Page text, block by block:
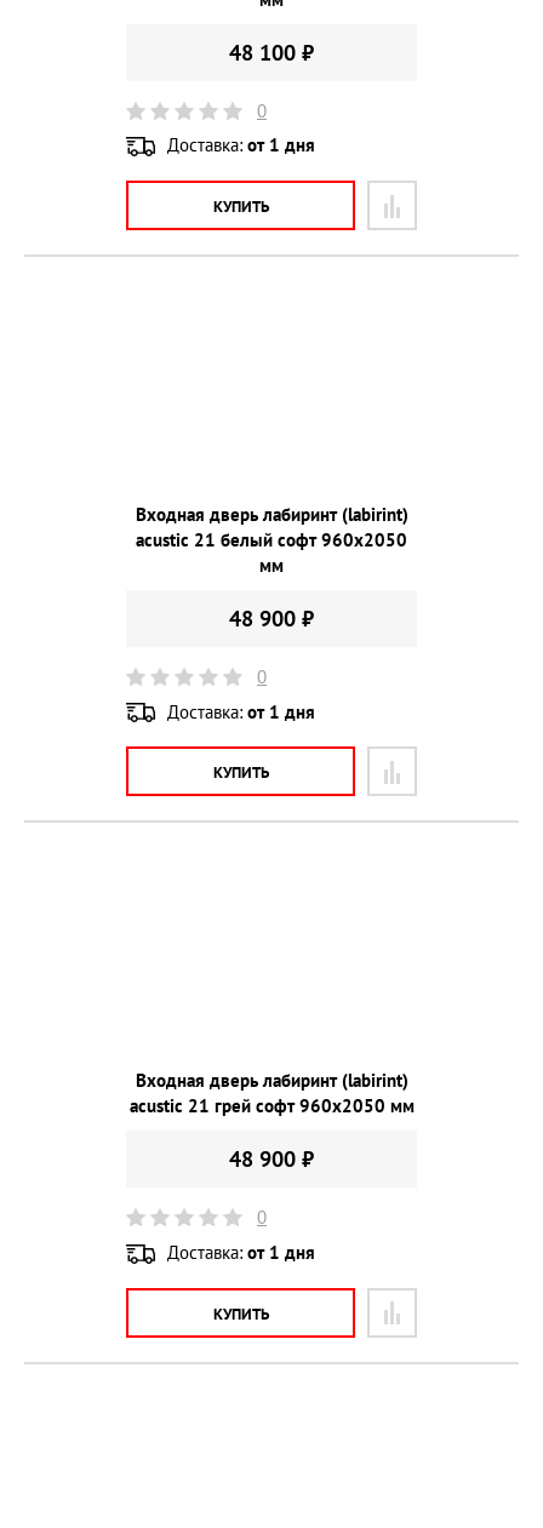
48 100 ₽
0
Доставка: от 1 дня
КУПИТЬ
Входная дверь лабиринт (labirint)
acustic 21 белый софт 960х2050
мм
48 900 ₽
0
Доставка: от 1 дня
КУПИТЬ
Входная дверь лабиринт (labirint)
acustic 21 грей софт 960х2050 мм
48 900 ₽
0
Доставка: от 1 дня
КУПИТЬ